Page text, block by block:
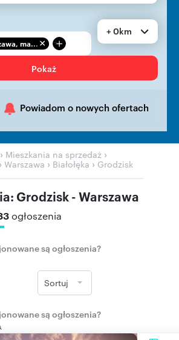
ma... +
+ 0km
Pokaż
Powiadom o nowych ofertach
› Mieszkania na sprzedaż ›
› Warszawa › Białołęka › Grodzisk
Grodzisk - Warszawa
ogłoszenia
są ogłoszenia?
Sortuj
są ogłoszenia?